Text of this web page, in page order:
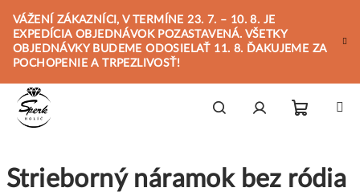
obsah
VÁŽENÍ ZÁKAZNÍCI, V TERMÍNE 23. 7. – 10. 8. JE
EXPEDÍCIA OBJEDNÁVOK POZASTAVENÁ. VŠETKY
OBJEDNÁVKY BUDEME ODOSIELAŤ 11. 8. ĎAKUJEME ZA
POCHOPENIE A TRPEZLIVOSŤ!
košík
Strieborný náramok bez ródia